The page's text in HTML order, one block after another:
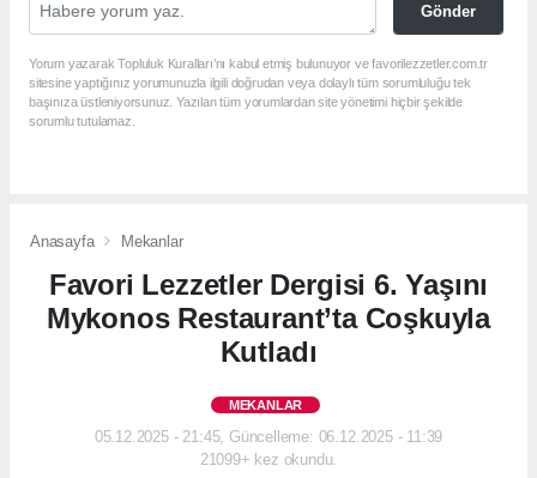
Gönder
Yorum yazarak Topluluk Kuralları’nı kabul etmiş bulunuyor ve favorilezzetler.com.tr
sitesine yaptığınız yorumunuzla ilgili doğrudan veya dolaylı tüm sorumluluğu tek
başınıza üstleniyorsunuz. Yazılan tüm yorumlardan site yönetimi hiçbir şekilde
sorumlu tutulamaz.
Anasayfa Mekanlar
Favori Lezzetler Dergisi 6. Yaşını
Mykonos Restaurant’ta Coşkuyla
Kutladı
MEKANLAR
05.12.2025 - 21:45, Güncelleme: 06.12.2025 - 11:39
21099+ kez okundu.